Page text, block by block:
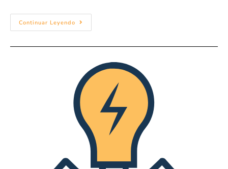
Continuar Leyendo